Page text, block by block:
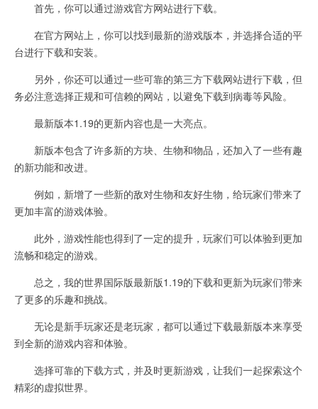
首先，你可以通过游戏官方网站进行下载。
在官方网站上，你可以找到最新的游戏版本，并选择合适的平
台进行下载和安装。
另外，你还可以通过一些可靠的第三方下载网站进行下载，但
务必注意选择正规和可信赖的网站，以避免下载到病毒等风险。
最新版本1.19的更新内容也是一大亮点。
新版本包含了许多新的方块、生物和物品，还加入了一些有趣
的新功能和改进。
例如，新增了一些新的敌对生物和友好生物，给玩家们带来了
更加丰富的游戏体验。
此外，游戏性能也得到了一定的提升，玩家们可以体验到更加
流畅和稳定的游戏。
总之，我的世界国际版最新版1.19的下载和更新为玩家们带来
了更多的乐趣和挑战。
无论是新手玩家还是老玩家，都可以通过下载最新版本来享受
到全新的游戏内容和体验。
选择可靠的下载方式，并及时更新游戏，让我们一起探索这个
精彩的虚拟世界。